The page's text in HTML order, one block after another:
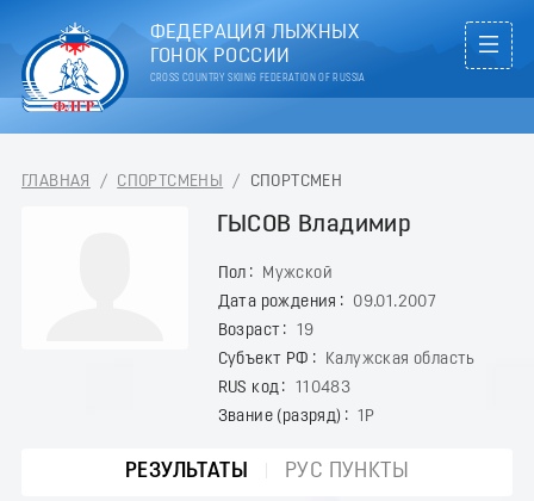
ФЕДЕРАЦИЯ ЛЫЖНЫХ
ГОНОК РОССИИ
CROSS COUNTRY SKIING FEDERATION OF RUSSIA
ГЛАВНАЯ / СПОРТСМЕНЫ / СПОРТСМЕН
ГЫСОВ Владимир
Пол
Мужской
Дата рождения
09.01.2007
Возраст
19
Субъект РФ
Калужская область
RUS код
110483
Звание (разряд)
1Р
РЕЗУЛЬТАТЫ РУС ПУНКТЫ